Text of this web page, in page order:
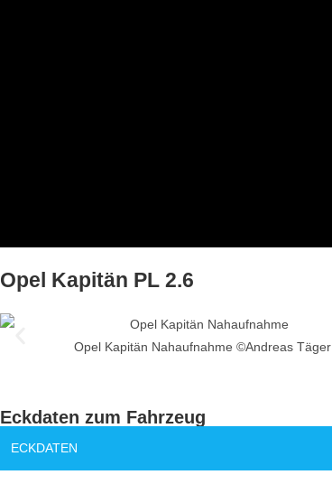
Opel Kapitän PL 2.6
Opel Kapitän Nahaufnahme ©Andreas Täger
Eckdaten zum Fahrzeug
ECKDATEN